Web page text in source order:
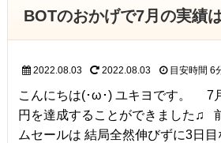
BOTのおかげで7月の実績
2022.08.03 2022.08.03 目安時間 6
こんにちは(･ω･) ユキヨです。 7
円を達成することができました♫
ムセールは 結局全然伸びずに3日